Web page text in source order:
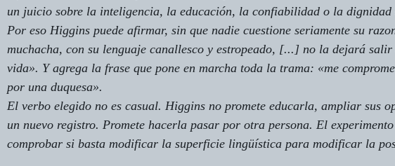
un juicio sobre la inteligencia, la educación, la confiabilidad o la dignidad
Por eso Higgins puede afirmar, sin que nadie cuestione seriamente su
muchacha, con su lenguaje canallesco y estropeado, [...] no la dejará
vida». Y agrega la frase que pone en marcha toda la trama: «me
por una duquesa».
El verbo elegido no es casual. Higgins no promete educarla, ampliar sus
un nuevo registro. Promete hacerla pasar por otra persona. El experimento
comprobar si basta modificar la superficie lingüística para modificar la